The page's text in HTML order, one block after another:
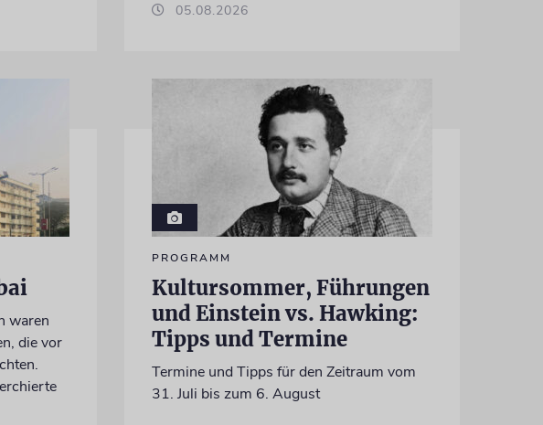
05.08.2026
waren
die vor
PROGRAMM
Kultursommer, Führungen
und Einstein vs. Hawking:
Tipps und Termine
Termine und Tipps für den Zeitraum vom
31. Juli bis zum 6. August